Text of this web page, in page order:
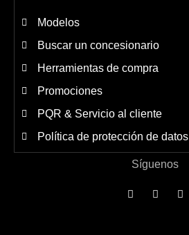
Modelos
Buscar un concesionario
Herramientas de compra
Promociones
PQR & Servicio al cliente
Política de protección de datos
Síguenos